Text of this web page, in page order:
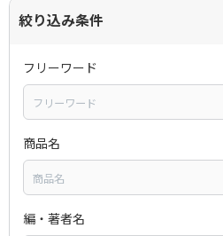
絞り込み条件
フリーワード
商品名
編・著者名